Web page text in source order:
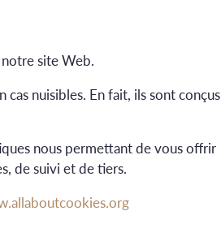
site Web.
nuisibles. En fait, ils sont conçus
nous permettant de vous offrir
de suivi et de tiers.